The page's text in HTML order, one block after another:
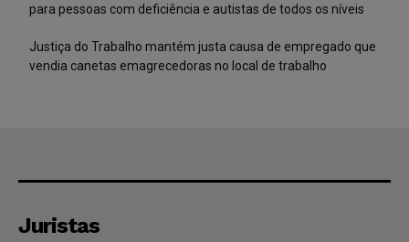
para pessoas com deficiência e autistas de todos os níveis
Justiça do Trabalho mantém justa causa de empregado que
vendia canetas emagrecedoras no local de trabalho
Juristas